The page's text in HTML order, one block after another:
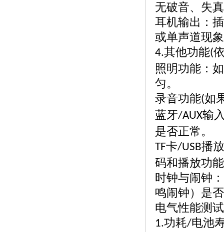
无破音、失
耳机输出：
或单声道现
4.其他功能(
照明功能：
匀。
录音功能(如
蓝牙/AUX输
是否正常。
TF卡/USB播放
码和播放功
时钟与闹钟
鸣闹钟）是
电气性能测
1.功耗/电池